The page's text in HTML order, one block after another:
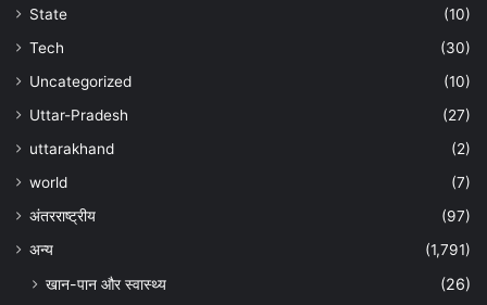
State
(10)
Tech
(30)
Uncategorized
(10)
Uttar-Pradesh
(27)
uttarakhand
(2)
world
(7)
अंतरराष्ट्रीय
(97)
अन्‍य
(1,791)
खान-पान और स्वास्थ्य (26)